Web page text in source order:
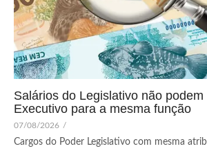
Salários do Legislativo não
Executivo para a mesma função
07/08/2026 /
Cargos do Poder Legislativo com mesma